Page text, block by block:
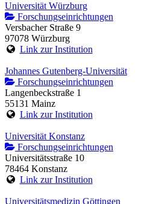
Universität Würzburg
Forschungseinrichtungen
Versbacher Straße 9
97078 Würzburg
Link zur Institution
Johannes Gutenberg-Universität
Forschungseinrichtungen
Langenbeckstraße 1
55131 Mainz
Link zur Institution
Universität Konstanz
Forschungseinrichtungen
Universitätsstraße 10
78464 Konstanz
Link zur Institution
Universitätsmedizin Göttingen